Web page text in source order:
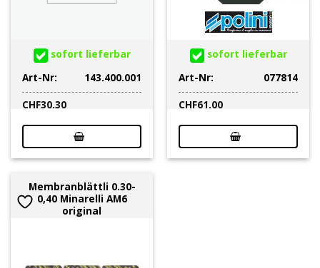
sofort lieferbar
Art-Nr:
143.400.001
CHF30.30
sofort lieferbar
Art-Nr:
077814
CHF61.00
Membranblättli 0.30-
0,40 Minarelli AM6
original